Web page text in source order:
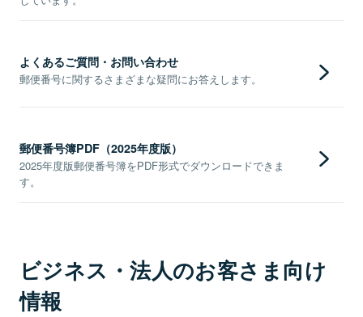
よくあるご質問・お問い合わせ
郵便番号に関するさまざまな疑問にお答えします。
郵便番号簿PDF（2025年度版）
2025年度版郵便番号簿をPDF形式でダウンロードできま
す。
ビジネス・法人のお客さま向け
情報